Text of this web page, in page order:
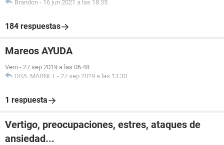
Brandon - 16 jun 2021 a las 18:35
184 respuestas
Mareos AYUDA
Vero - 27 sep 2019 a las 06:48
DRA. MARNET - 27 sep 2019 a las 13:30
1 respuesta
Vertigo, preocupaciones, estres, ataques de
ansiedad...